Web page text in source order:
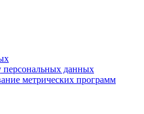
персональных данных
метрических программ